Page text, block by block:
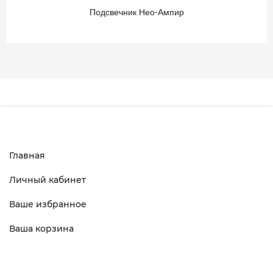
Подсвечник Нео-Ампир
Главная
Личный кабинет
Ваше избранное
Ваша корзина